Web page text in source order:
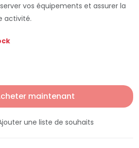
vos équipements et assurer la
activité.
maintenant
une liste de souhaits